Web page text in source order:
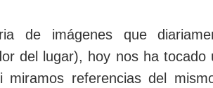
de imágenes que
del lugar), hoy nos ha
miramos referencias del